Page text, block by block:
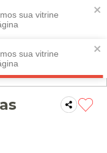
sua vitrine
sua vitrine
REGULAMENTO
seu CEP